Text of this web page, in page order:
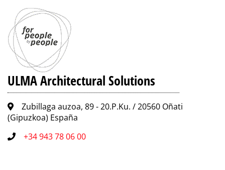
ULMA Architectural Solutions
Zubillaga auzoa, 89 - 20.P.Ku. / 20560 Oñati
(Gipuzkoa) España
+34 943 78 06 00